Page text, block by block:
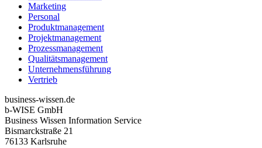
Marketing
Personal
Produktmanagement
Projektmanagement
Prozessmanagement
Qualitätsmanagement
Unternehmensführung
Vertrieb
business-wissen.de
b-WISE GmbH
Business Wissen Information Service
Bismarckstraße 21
76133 Karlsruhe